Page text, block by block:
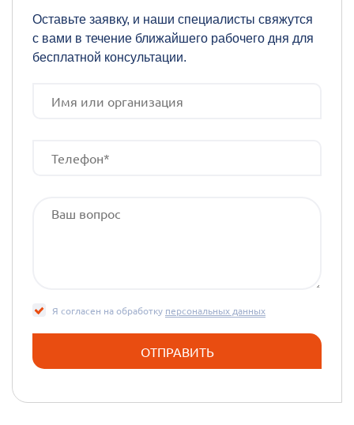
Оставьте заявку, и наши специалисты свяжутся
с вами в течение ближайшего рабочего дня для
бесплатной консультации.
Я согласен на обработку персональных данных